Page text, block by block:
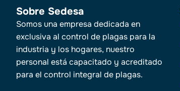
Sobre Sedesa
Somos una empresa dedicada en
exclusiva al control de plagas para la
industria y los hogares, nuestro
personal está capacitado y acreditado
para el control integral de plagas.